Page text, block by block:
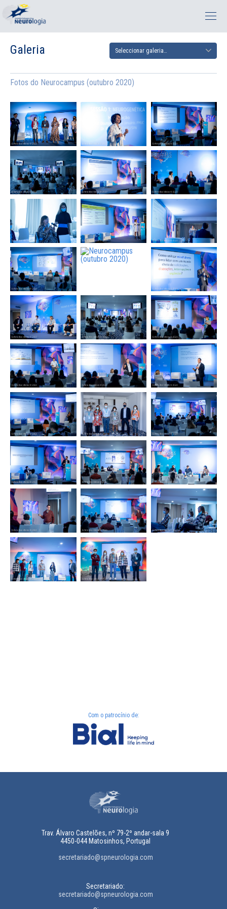
Galeria
Fotos do Neurocampus (outubro 2020)
Com o patrocínio de:
Trav. Álvaro Castelões, nº 79-2º andar-sala 9
4450-044 Matosinhos, Portugal
secretariado@spneurologia.com
Secretariado:
secretariado@spneurologia.com